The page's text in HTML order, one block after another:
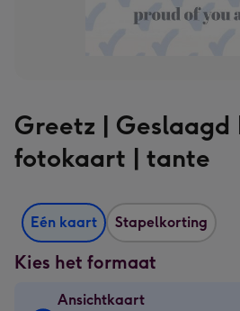
Greetz |
fotokaart | tante
Eén kaart Stapelkorting
Kies het formaat
Ansichtkaart